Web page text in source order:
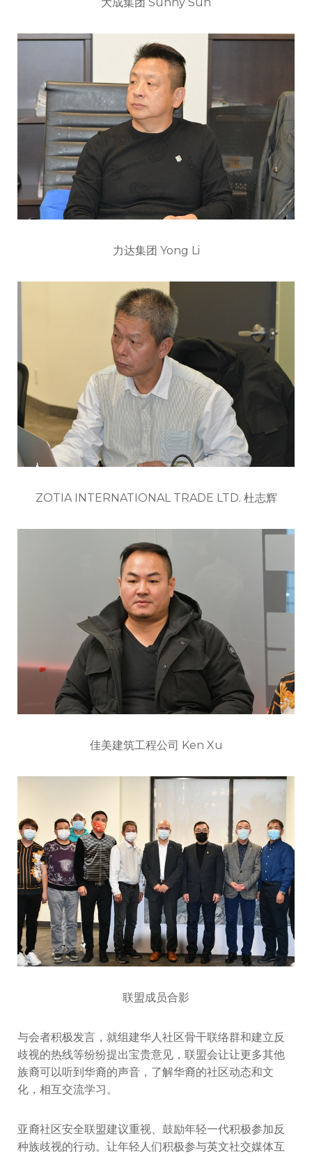
大成集团 Sunny Sun
力达集团 Yong Li
ZOTIA INTERNATIONAL TRADE LTD. 杜志辉
佳美建筑工程公司 Ken Xu
联盟成员合影
与会者积极发言，就组建华人社区骨干联络群和建立反
歧视的热线等纷纷提出宝贵意见，联盟会让让更多其他
族裔可以听到华裔的声音，了解华裔的社区动态和文
化，相互交流学习。
亚裔社区安全联盟建议重视、鼓励年轻一代积极参加反
种族歧视的行动。让年轻人们积极参与英文社交媒体互